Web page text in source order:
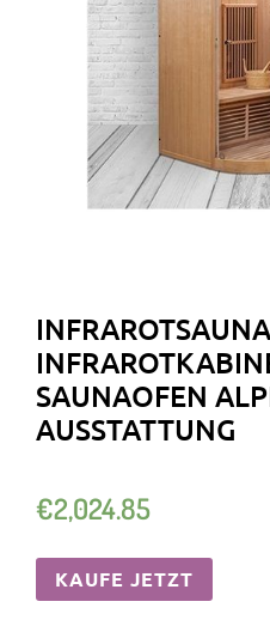
INFRAROTSAUNA
SAUNAOFEN
AUSSTATTUNG
€2,024.85
KAUFE JETZT